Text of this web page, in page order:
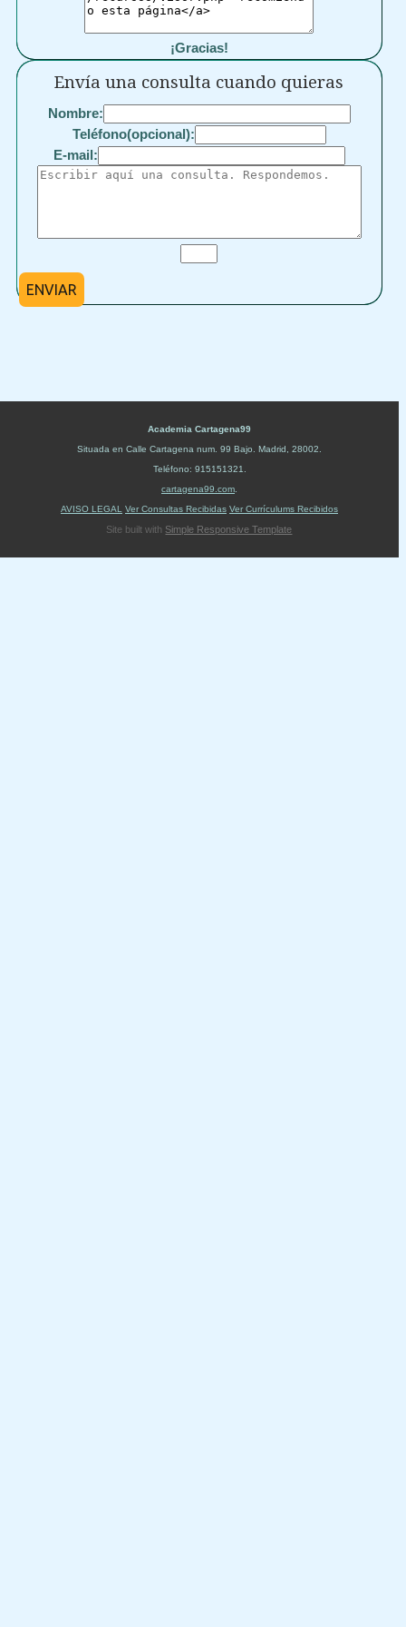
¡Gracias!
Envía una consulta cuando quieras
Nombre:
Teléfono(opcional):
E-mail:
ENVIAR
Academia Cartagena99
Situada en Calle Cartagena num. 99 Bajo Madrid 28002
Teléfono: 915151321
cartagena99.com
AVISO LEGAL
Ver Consultas Recibidas Ver Currículums Recibidos
Site built with Simple Responsive Template